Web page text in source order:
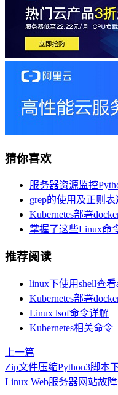
猜你喜欢
服务器资源监控
grep的使用及正则
Kubernetes部署
掌握了这些Linux命
推荐阅读
linux下使用shell查看
Kubernetes部署
Linux lsof命令详解
Kubernetes相关命令
上一篇
Zip文件压缩Python3脚本
Linux Web服务器网站故